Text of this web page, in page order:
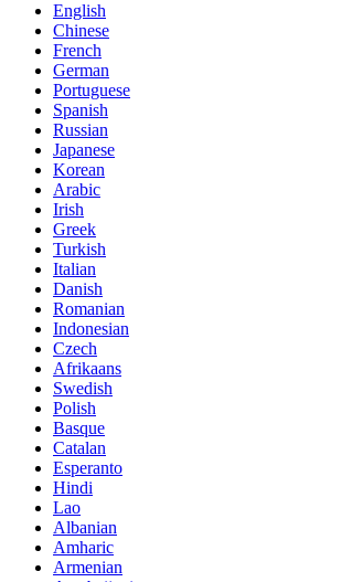
English
Chinese
French
German
Portuguese
Spanish
Russian
Japanese
Korean
Arabic
Irish
Greek
Turkish
Italian
Danish
Romanian
Indonesian
Czech
Afrikaans
Swedish
Polish
Basque
Catalan
Esperanto
Hindi
Lao
Albanian
Amharic
Armenian